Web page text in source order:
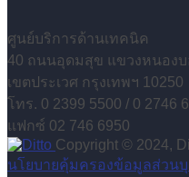
ศูนย์บริการด้านเทคนิค
40 ถนนอุดมสุข แขวงหนอง
เขตประเวศ กรุงเทพฯ 10250
โทร. 0 2399 5500 / 0 2746
แฟกซ์ 02 746 6950
Copyright © 2024,
นโยบายคุ้มครองข้อมูลส่วน